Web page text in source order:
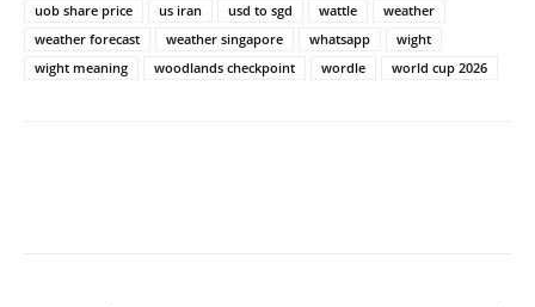
uob share price
us iran usd to sgd wattle
weather
weather forecast
weather singapore whatsapp
wight
wight meaning
woodlands checkpoint wordle world cup 2026